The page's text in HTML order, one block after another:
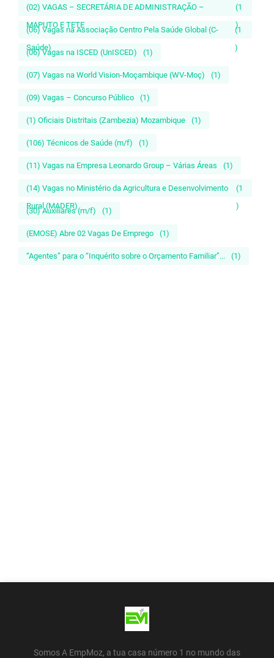
(02) VAGAS – SECRETÁRIA DE ADMINISTRAÇÃO –
MAPUTO E TETE
(1
)
(06) Vagas na Associação Centro Pela Saúde Global (C-
Saúde)
(1
)
(06) Vagas na ISCED (UnISCED) (1)
(07) Vagas na World Vision-Moçambique (WV-Moç) (1)
(09) Vagas – Concurso Público (1)
(1) Oficiais Distritais (Zambezia) Mozambique (1)
(106) Técnicos de Saúde (m/f) (1)
(11) Vagas na Empresa Leonardo Group – Várias Áreas (1)
(14) Vagas no Ministério da Agricultura e Desenvolvimento
Rural (MADER)
(1
)
(30) Auxiliares (m/f) (1)
(EMOSE) Abre 02 Vagas De Emprego (1)
“Agentes” para o “Inquérito sobre o Orçamento Familiar”... (1)
Somos A EmpMoz, a tua casa número 1 no mundo das